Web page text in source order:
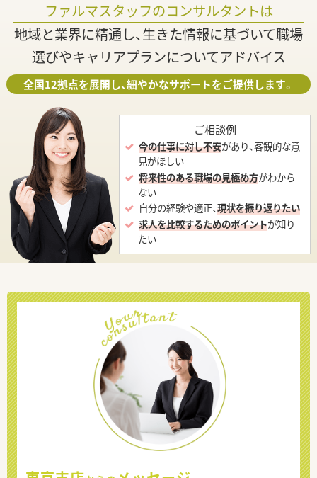
ファルマスタッフのコンサルタントは
地域と業界に精通し、生きた情報に基づいて職場
選びやキャリアプランについてアドバイス
全国12拠点を展開し、細やかなサポートをご提供します。
ご相談例
今の仕事に対し不安があり、客観的な意
見がほしい
将来性のある職場の見極め方がわから
ない
自分の経験や適正、現状を振り返りたい
求人を比較するためのポイントが知り
たい